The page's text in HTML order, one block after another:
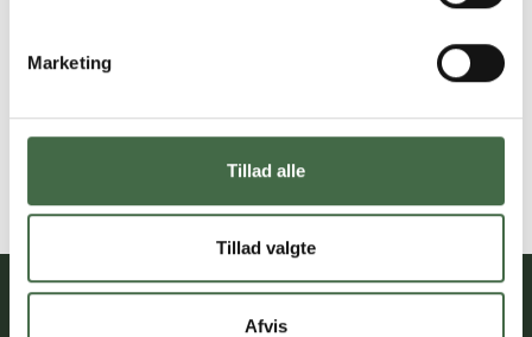
Marketing
Tillad alle
Tillad valgte
Afvis
SOLDATERNES FAGFORENING
Herstedøstervej 27 B, 1.
2620 Albertslund
+45 33 93 65 22
Telf. tid:
Mandag - torsdag: 8:30-15:30
Fredag: 9-14